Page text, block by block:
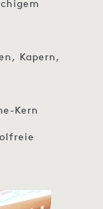
Kapern,
Kern